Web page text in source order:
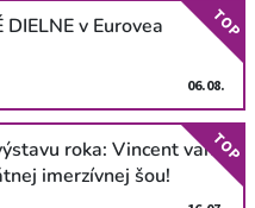
DIELNE v Eurovea
06.08.
TOP
roka: Vincent van
imerzívnej šou!
TOP